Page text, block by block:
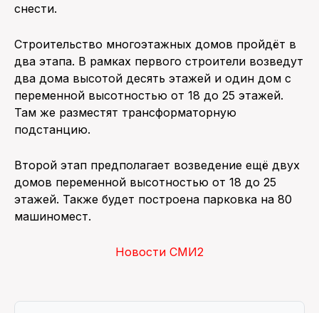
снести.
Строительство многоэтажных домов пройдёт в
два этапа. В рамках первого строители возведут
два дома высотой десять этажей и один дом с
переменной высотностью от 18 до 25 этажей.
Там же разместят трансформаторную
подстанцию.
Второй этап предполагает возведение ещё двух
домов переменной высотностью от 18 до 25
этажей. Также будет построена парковка на 80
машиномест.
Новости СМИ2